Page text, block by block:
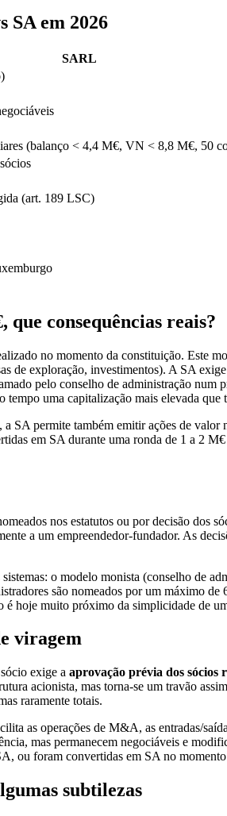
SA em 2026
SARL
(balanço < 4,4 M€, VN < 8,8 M€, 50
(art. 189 LSC)
que consequências reais?
no momento da constituição. Este
de exploração, investimentos). A SA
pelo conselho de administração
uma capitalização mais elevada
SA permite também emitir ações de
em SA durante uma ronda de 1 a 2
nos estatutos ou por decisão dos
a um empreendedor-fundador. As
o modelo monista (conselho de
são nomeados por um máximo
hoje muito próximo da simplicidade de
viragem
exige a aprovação prévia dos sócios
acionista, mas torna-se um travão
raramente totais.
as operações de M&A, as entradas/
mas permanecem negociáveis e
ou foram convertidas em SA no
subtilezas